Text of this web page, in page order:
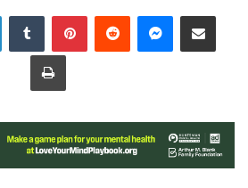
LinkedInTumblr PinterestReddit Messenger
Share via Email
Print